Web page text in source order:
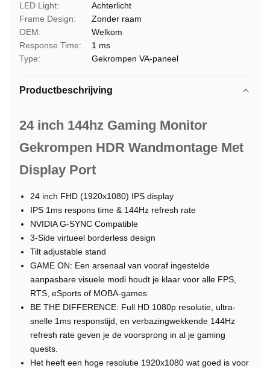
LED Light:
Achterlicht
Frame Design:
Zonder raam
OEM:
Welkom
Response Time:
1 ms
Type:
Gekrompen VA-paneel
Productbeschrijving
24 inch 144hz Gaming Monitor
Gekrompen HDR Wandmontage Met
Display Port
24 inch FHD (1920x1080) IPS display
IPS 1ms respons time & 144Hz refresh rate
NVIDIA G-SYNC Compatible
3-Side virtueel borderless design
Tilt adjustable stand
GAME ON: Een arsenaal van vooraf ingestelde
aanpasbare visuele modi houdt je klaar voor alle FPS,
RTS, eSports of MOBA-games
BE THE DIFFERENCE: Full HD 1080p resolutie, ultra-
snelle 1ms responstijd, en verbazingwekkende 144Hz
refresh rate geven je de voorsprong in al je gaming
quests.
Het heeft een hoge resolutie 1920x1080 wat goed is voor